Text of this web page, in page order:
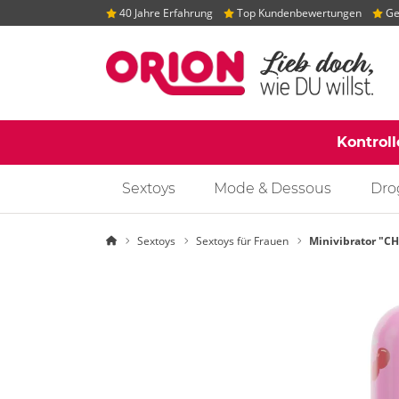
40 Jahre Erfahrung Top Kundenbewertungen
Sextoys Mode & Dessous
Startseite
Sextoys Sextoys für Frauen Minivibrator